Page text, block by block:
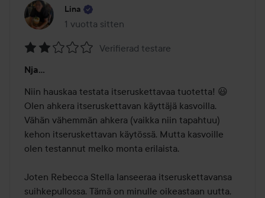
Lina
1 vuotta sitten
Viesti luotiin 1 vuotta sitten
2
/
5
Verifierad testare
Nja…
Niin hauskaa testata itseruskettavaa tuotetta! 😃
Olen ahkera itseruskettavan käyttäjä kasvoilla.
Vähän vähemmän ahkera (vaikka niin tapahtuu)
kehon itseruskettavan käytössä. Mutta kasvoille
olen testannut melko monta erilaista.
Joten Rebecca Stella lanseeraa itseruskettavansa
suihkepullossa. Tämä on minulle oikeastaan uutta,